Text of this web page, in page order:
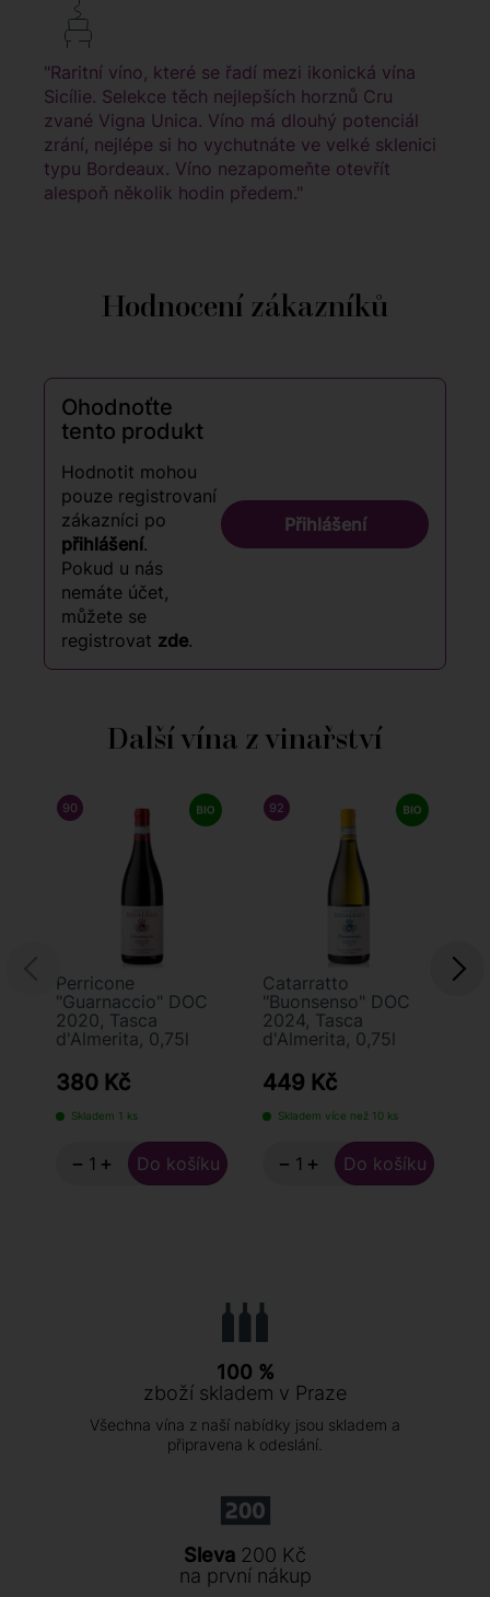
"Raritní víno, které se řadí mezi ikonická vína
Sicílie. Selekce těch nejlepších horznů Cru
zvané Vigna Unica. Víno má dlouhý potenciál
zrání, nejlépe si ho vychutnáte ve velké sklenici
typu Bordeaux. Víno nezapomeňte otevřít
alespoň několik hodin předem."
Hodnocení zákazníků
Ohodnoťte
tento produkt
Hodnotit mohou
pouze registrovaní
zákazníci po
přihlášení.
Pokud u nás
nemáte účet,
můžete se
registrovat zde.
Přihlášení
Další vína z vinařství
90 WINE ENTHUSIAST
Perricone
"Guarnaccio" DOC
2020, Tasca
d'Almerita, 0,75l
380 Kč
Skladem 1 ks
− +
92 JAMES SUCKLING
Catarratto
"Buonsenso" DOC
2024, Tasca
d'Almerita, 0,75l
449 Kč
Skladem více než 10 ks
− +
100 %
zboží skladem v Praze
Všechna vína z naší nabídky jsou skladem a
připravena k odeslání.
Sleva 200 Kč
na první nákup